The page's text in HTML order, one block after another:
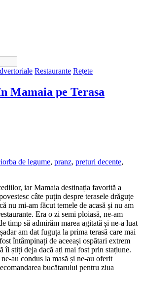
Restaurante Rețete
Mamaia pe Terasa
de legume, pranz, preturi decente,
iar Mamaia destinația favorită a
câte puțin despre terasele drăguțe
nu mi-am făcut temele de acasă și nu am
Era o zi semi ploiasă, ne-am
timp să admirăm marea agitată și ne-a luat
am dat fuguța la prima terasă care mai
întâmpinați de aceeași ospătari extrem
îi știți deja dacă ați mai fost prin stațiune.
au condus la masă și ne-au oferit
bucătarului pentru ziua